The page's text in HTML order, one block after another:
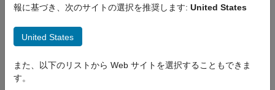
イメージ処理の深層学習
denoisingNetwork
構文
説明
構文
説明
報に基づき、次のサイトの選択を推奨します: United States
United States
また、以下のリストから Web サイトを選択することもできま
す。